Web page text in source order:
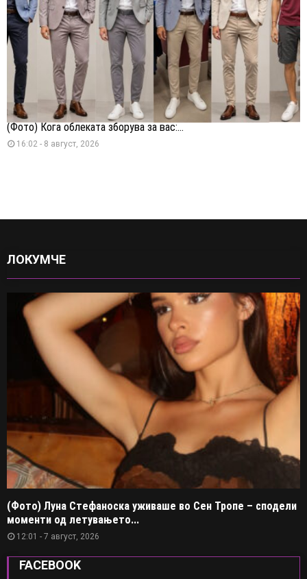
(Фото) Кога облеката зборува за вас:...
16:02 - 8 август, 2026
ЛОКУМЧЕ
(Фото) Луна Стефаноска уживаше во Сен Тропе – сподели
моменти од летувањето...
12:01 - 7 август, 2026
FACEBOOK